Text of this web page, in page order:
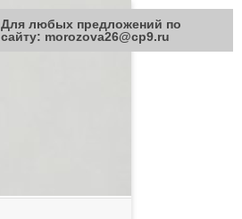
Для любых предложений по
сайту: morozova26@cp9.ru